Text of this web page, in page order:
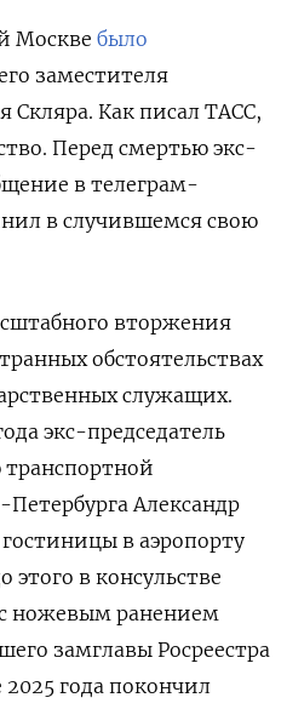
Москве было
заместителя
Скляра. Как писал ТАСС,
Перед смертью экс-
в телеграм-
в случившемся свою
вторжения
обстоятельствах
служащих.
экс-председатель
Александр
в аэропорту
этого в консульстве
ножевым ранением
замглавы Росреестра
года покончил